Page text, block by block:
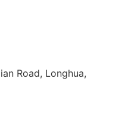
Road, Longhua,